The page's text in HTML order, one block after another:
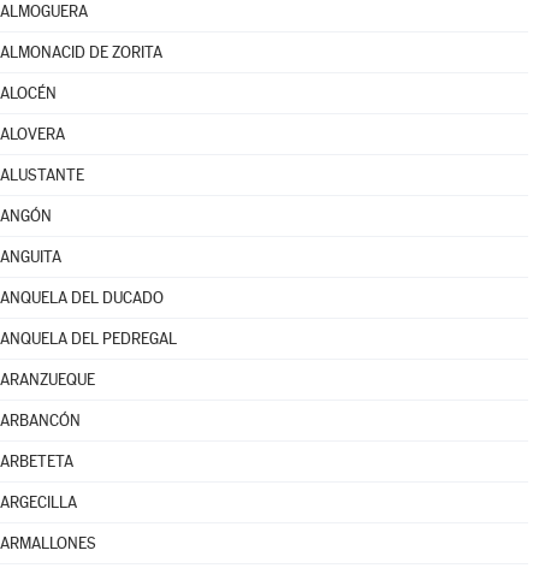
ALMOGUERA
ALMONACID DE ZORITA
ALOCÉN
ALOVERA
ALUSTANTE
ANGÓN
ANGUITA
ANQUELA DEL DUCADO
ANQUELA DEL PEDREGAL
ARANZUEQUE
ARBANCÓN
ARBETETA
ARGECILLA
ARMALLONES